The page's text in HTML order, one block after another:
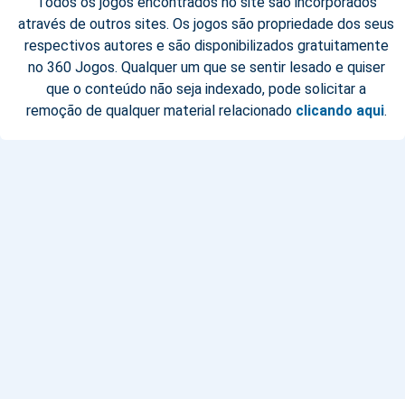
através de outros sites. Os jogos são propriedade dos seus
respectivos autores e são disponibilizados gratuitamente
no 360 Jogos. Qualquer um que se sentir lesado e quiser
que o conteúdo não seja indexado, pode solicitar a
remoção de qualquer material relacionado clicando aqui.